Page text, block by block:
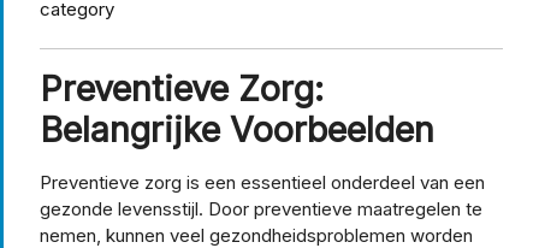
category
Preventieve Zorg:
Belangrijke Voorbeelden
Preventieve zorg is een essentieel onderdeel van een
gezonde levensstijl. Door preventieve maatregelen te
nemen, kunnen veel gezondheidsproblemen worden